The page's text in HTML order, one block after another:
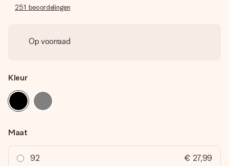
251 beoordelingen
Op voorraad
Kleur
Maat
92 € 27,99